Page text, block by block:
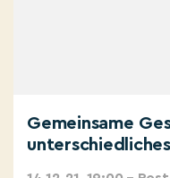
Gemeinsame